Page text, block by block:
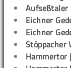
Eichner
Eichner
Stöppacher